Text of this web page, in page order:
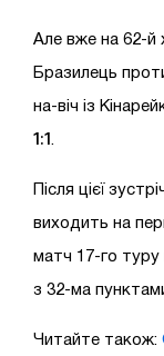
Але вже на 62-й
Бразилець
на-віч із
1:1
Після цієї
виходить на
матч 17-го туру
з 32-ма
Читайте також: